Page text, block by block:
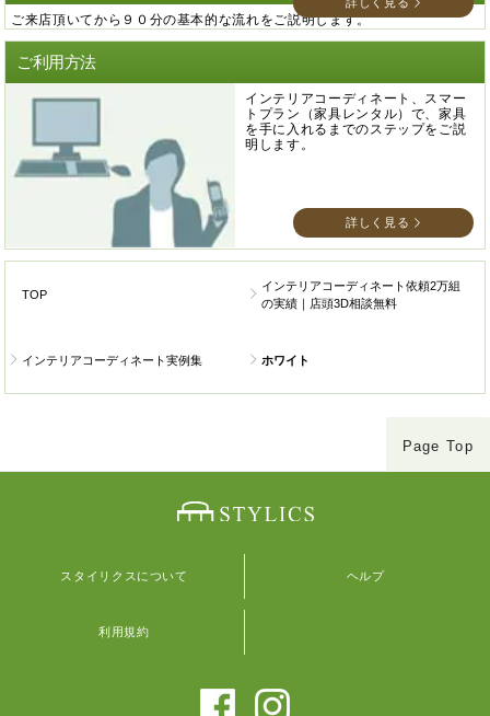
ご来店頂いてから９０分の基本的な流れをご説明します。
ご利用方法
インテリアコーディネート、スマー
トプラン（家具レンタル）で、家具
を手に入れるまでのステップをご説
明します。
詳しく見る
TOP
インテリアコーディネート依頼2万組
の実績｜店頭3D相談無料
インテリアコーディネート実例集 ホワイト
Page Top
スタイリクスについて ヘルプ
利用規約